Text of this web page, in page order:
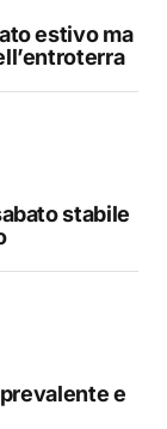
estivo ma
stabile
e